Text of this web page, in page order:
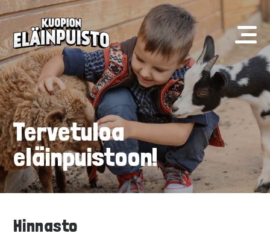
Tervetuloa
eläinpuistoon!
Hinnasto